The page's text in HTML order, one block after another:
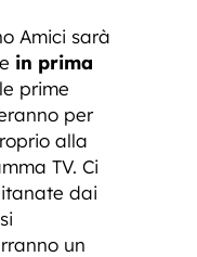
Amici sarà
in prima
prime
per
alla
TV. Ci
dai
un